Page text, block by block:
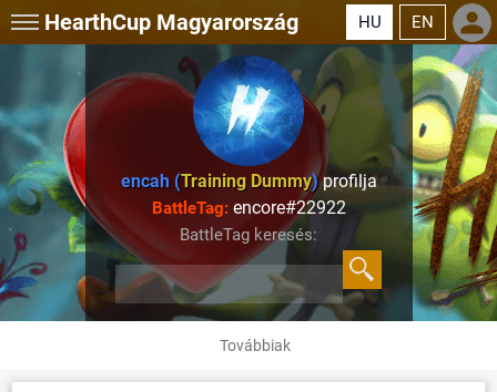
HearthCup Magyarország HU EN
encah (Training Dummy)profilja
BattleTag:encore#22922
BattleTag keresés:
Továbbiak